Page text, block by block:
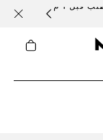
توصيل في نفس اليوم داخل مدينة الرياض عند الطلب قبل 1 م